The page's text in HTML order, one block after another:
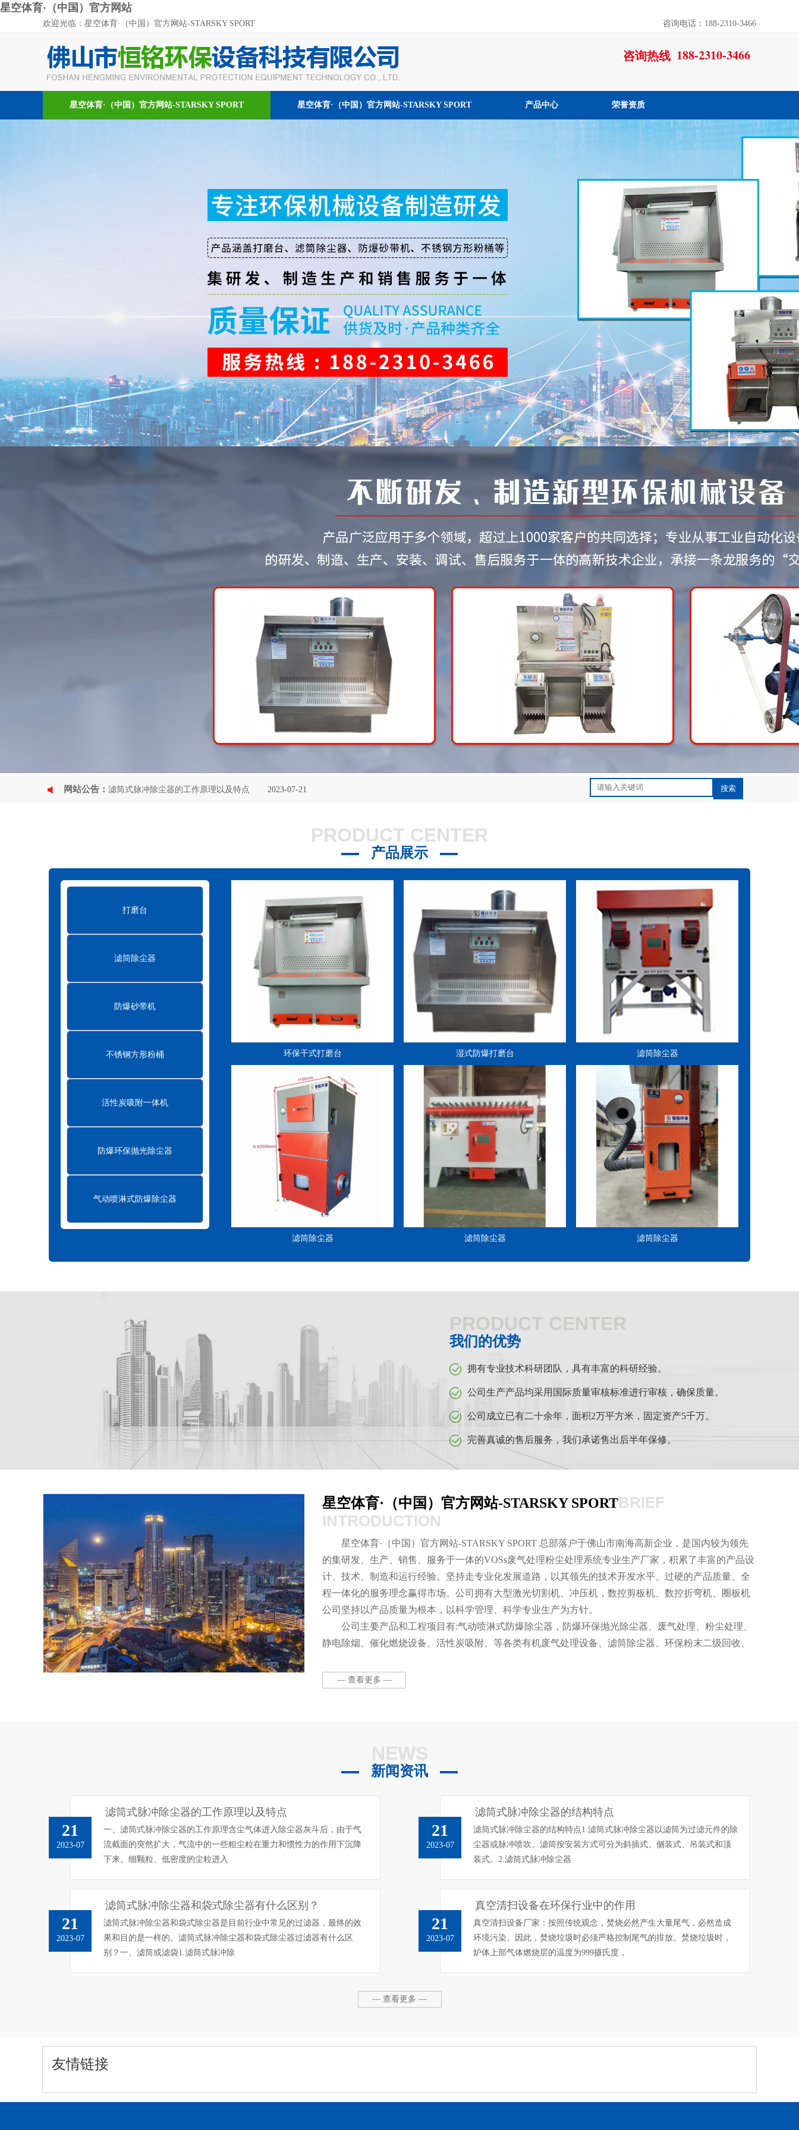
星空体育·（中国）官方网站
欢迎光临：星空体育·（中国）官方网站-STARSKY SPORT 咨询电话：188-2310-3466
咨询热线 188-2310-3466
星空体育·（中国）官方网站-STARSKY SPORT 星空体育·（中国）官方网站-STARSKY SPORT 产品中心 荣誉资质
网站公告： 滤筒式脉冲除尘器的工作原理以及特点 2023-07-21
2023-07-21
真空清扫设备在环保行业中的作用 2023-07-21
PRODUCT CENTER
产品展示
打磨台
滤筒除尘器
防爆砂带机
不锈钢方形粉桶
活性炭吸附一体机
防爆环保抛光除尘器
气动喷淋式防爆除尘器
环保干式打磨台 湿式防爆打磨台 滤筒除尘器
滤筒除尘器 滤筒除尘器 滤筒除尘器
PRODUCT CENTER
我们的优势
拥有专业技术科研团队，具有丰富的科研经验。
公司生产产品均采用国际质量审核标准进行审核，确保质量。
公司成立已有二十余年，面积2万平方米，固定资产5千万。
完善真诚的售后服务，我们承诺售出后半年保修。
星空体育·（中国）官方网站-STARSKY SPORTBRIEF
INTRODUCTION
星空体育·（中国）官方网站-STARSKY SPORT 总部落户于佛山市南海高新企业，是国内较为领先
的集研发、生产、销售、服务于一体的VOSs废气处理粉尘处理系统专业生产厂家，积累了丰富的产品设
计、技术、制造和运行经验。坚持走专业化发展道路，以其领先的技术开发水平、过硬的产品质量、全
程一体化的服务理念赢得市场。公司拥有大型激光切割机、冲压机，数控剪板机、数控折弯机、圈板机
公司坚持以产品质量为根本，以科学管理、科学专业生产为方针。
公司主要产品和工程项目有:气动喷淋式防爆除尘器，防爆环保抛光除尘器、废气处理、粉尘处理、
静电除烟、催化燃烧设备、活性炭吸附、等各类有机废气处理设备、滤筒除尘器、环保粉末二级回收、
设备。本公司拥有一流的管理人才和销售队伍，并培养一批高级工程师和一支训练有素、经验丰富的生
— 查看更多 —
NEWS
新闻资讯
21
2023-07
滤筒式脉冲除尘器的工作原理以及特点
一、滤筒式脉冲除尘器的工作原理含尘气体进入除尘器灰斗后，由于气
流截面的突然扩大，气流中的一些粗尘粒在重力和惯性力的作用下沉降
下来。细颗粒、低密度的尘粒进入
21
2023-07
滤筒式脉冲除尘器的结构特点
滤筒式脉冲除尘器的结构特点1.滤筒式脉冲除尘器以滤筒为过滤元件的除
尘器或脉冲喷吹。滤筒按安装方式可分为斜插式、侧装式、吊装式和顶
装式。2.滤筒式脉冲除尘器
21
2023-07
滤筒式脉冲除尘器和袋式除尘器有什么区别？
滤筒式脉冲除尘器和袋式除尘器是目前行业中常见的过滤器，最终的效
果和目的是一样的。滤筒式脉冲除尘器和袋式除尘器过滤器有什么区
别？一、滤筒或滤袋1.滤筒式脉冲除
21
2023-07
真空清扫设备在环保行业中的作用
真空清扫设备厂家：按照传统观念，焚烧必然产生大量尾气，必然造成
环境污染。因此，焚烧垃圾时必须严格控制尾气的排放。焚烧垃圾时，
炉体上部气体燃烧层的温度为999摄氏度，
— 查看更多 —
友情链接